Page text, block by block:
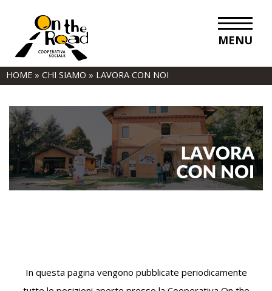
MENU
HOME » CHI SIAMO » LAVORA CON NOI
In questa pagina vengono pubblicate periodicamente